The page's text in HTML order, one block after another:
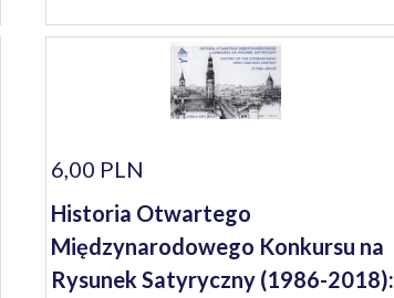
6,00 PLN
Historia Otwartego
Międzynarodowego Konkursu na
Rysunek Satyryczny (1986-2018):